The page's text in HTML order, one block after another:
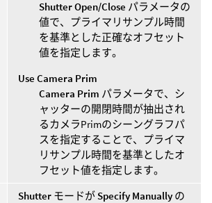
Shutter Open/Close パラメータの
値で、プライマリサンプル時間
を基準とした正確なオフセット
値を指定します。
Use Camera Prim
Camera Prim パラメータで、シ
ャッターの開閉時間が抽出され
るカメラPrimのシーングラフパ
スを指定することで、プライマ
リサンプル時間を基準としたオ
フセット値を指定します。
Shutter モードが Specify Manually の